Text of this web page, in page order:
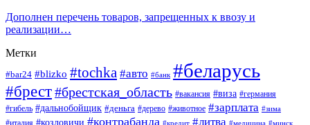
Дополнен перечень товаров, запрещенных к ввозу и
реализации…
Метки
#bar24 #blizko #tochka #авто #банк #беларусь
#брест#брестская_область #вакансия #виза #германия
#гибель #дальнобойщик #деньга #дерево #животное #зарплата #зима
#италия #козловичи #контрабанда #кредит #литва #медицина #минск